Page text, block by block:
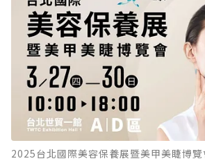
2025台北國際美容保養展暨美甲美睫博覽